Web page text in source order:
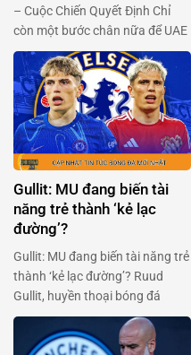
– Cuộc Chiến Quyết Định Chỉ
còn một bước chân nữa để UAE
và Iraq chạm tay vào giấc mơ
World Cup đang chờ đợi phía
trước. Hai đội bóng đầy khao
khát này sẽ đụng độ nhau trong
trận chiến không khoan nhượng
vào 23h00 ngày 13/11. …
Gullit: MU đang biến tài
năng trẻ thành ‘kẻ lạc
đường’?
Gullit: MU đang biến tài năng trẻ
thành ‘kẻ lạc đường’? Ruud
Gullit, huyền thoại bóng đá
người Hà Lan, gần đây đã gây
bão với phát biểu về Alejandro